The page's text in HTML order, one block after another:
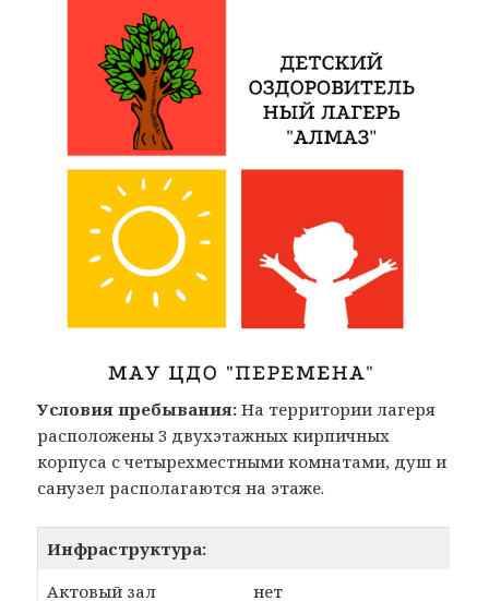
Условия пребывания: На территории лагеря
расположены 3 двухэтажных кирпичных
корпуса с четырехместными комнатами, душ и
санузел располагаются на этаже.
Инфраструктура:
Актовый зал
нет